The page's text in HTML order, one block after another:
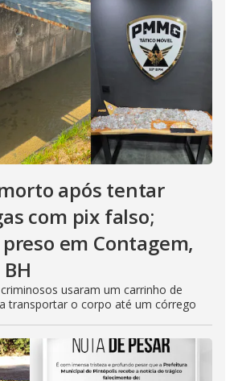
após tentar
com pix falso;
em Contagem,
usaram um carrinho de
transportar o corpo até um córrego